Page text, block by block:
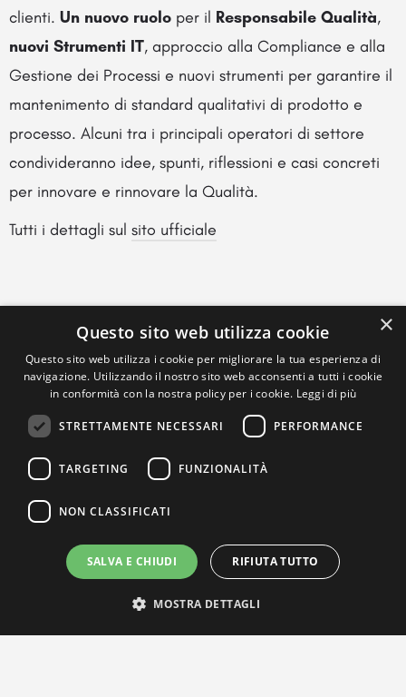
clienti. Un nuovo ruolo per il Responsabile Qualità,
nuovi Strumenti IT, approccio alla Compliance e alla
Gestione dei Processi e nuovi strumenti per garantire il
mantenimento di standard qualitativi di prodotto e
processo. Alcuni tra i principali operatori di settore
condivideranno idee, spunti, riflessioni e casi concreti
per innovare e rinnovare la Qualità.
Tutti i dettagli sul sito ufficiale
×
Questo sito web utilizza cookie
Questo sito web utilizza i cookie per migliorare la tua esperienza di
navigazione. Utilizzando il nostro sito web acconsenti a tutti i cookie
in conformità con la nostra policy per i cookie. Leggi di più
STRETTAMENTE NECESSARI PERFORMANCE
TARGETING FUNZIONALITÀ
NON CLASSIFICATI
SALVA E CHIUDI RIFIUTA TUTTO
MOSTRA DETTAGLI